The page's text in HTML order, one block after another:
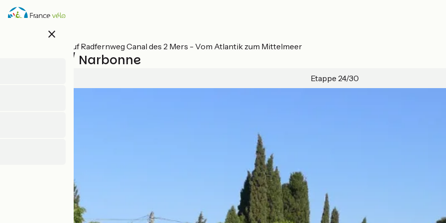
Direkt
zum
close
Alle Etappen auf Radfernweg Canal des 2 Mers - Vom Atlantik zum Mittelmeer
Le Somail / Narbonne
Etappe 24/30